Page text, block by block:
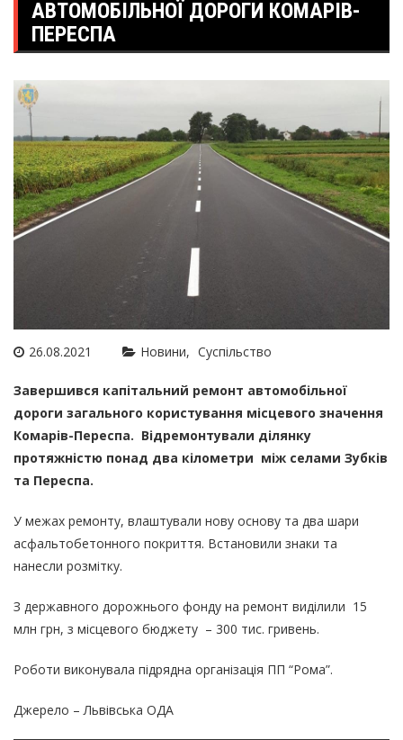
АВТОМОБІЛЬНОЇ ДОРОГИ КОМАРІВ-
ПЕРЕСПА
26.08.2021 Новини Суспільство
Завершився капітальний ремонт автомобільної
дороги загального користування місцевого значення
Комарів-Переспа. Відремонтували ділянку
протяжністю понад два кілометри між селами Зубків
та Переспа.
У межах ремонту, влаштували нову основу та два шари
асфальтобетонного покриття. Встановили знаки та
нанесли розмітку.
З державного дорожнього фонду на ремонт виділили 15
млн грн, з місцевого бюджету – 300 тис. гривень.
Роботи виконувала підрядна організація ПП “Рома”.
Джерело – Львівська ОДА